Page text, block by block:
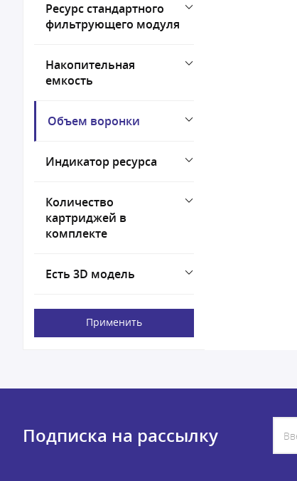
Ресурс стандартного
фильтрующего модуля
Накопительная
емкость
Объем воронки
Индикатор ресурса
Количество
картриджей в
комплекте
Есть 3D модель
Применить
Подписка на рассылку